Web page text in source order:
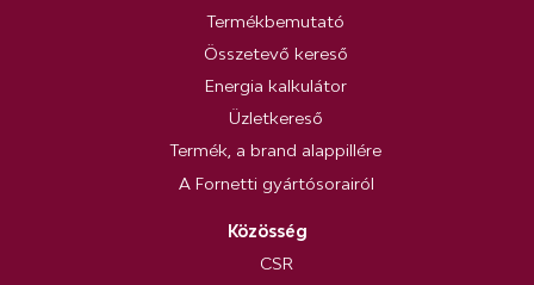
Termékbemutató
Összetevő kereső
Energia kalkulátor
Üzletkereső
Termék, a brand alappillére
A Fornetti gyártósorairól
Közösség
CSR